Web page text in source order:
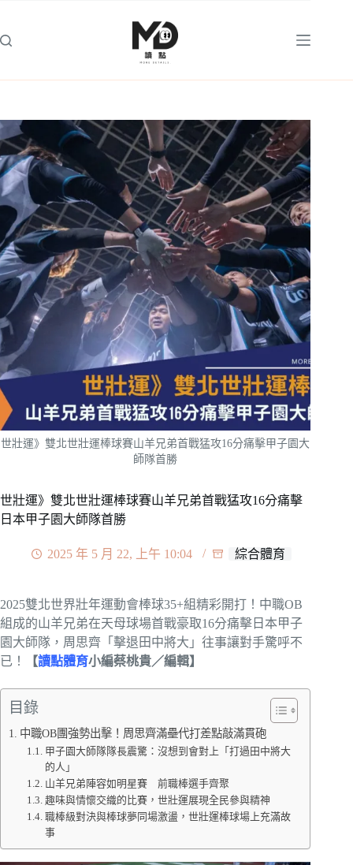
主
世壯運》雙北世壯運棒球賽山羊兄弟首戰猛攻16分痛擊甲子園大
師隊首勝
世壯運》雙北世壯運棒球賽山羊兄弟首戰猛攻16分痛擊
日本甲子園大師隊首勝
2025 年 5 月 22, 上午 10:04 綜合體育
2025雙北世界壯年運動會棒球35+組精彩開打！中職OB
組成的山羊兄弟在天母球場首戰豪取16分痛擊日本甲子
園大師隊，周思齊「擊退田中將大」往事讓對手驚呼不
已！
【讀點體育小編蔡桃貴／編輯】
目錄
中職OB團強勢出擊！周思齊滿壘代打差點敲滿貫砲
甲子園大師隊隊長震驚：沒想到會對上「打過田中將大
的人」
山羊兄弟陣容如明星賽 前職棒選手齊聚
趣味與情懷交織的比賽，世壯運展現全民參與精神
職棒級對決與棒球夢同場激盪，世壯運棒球場上充滿故
事